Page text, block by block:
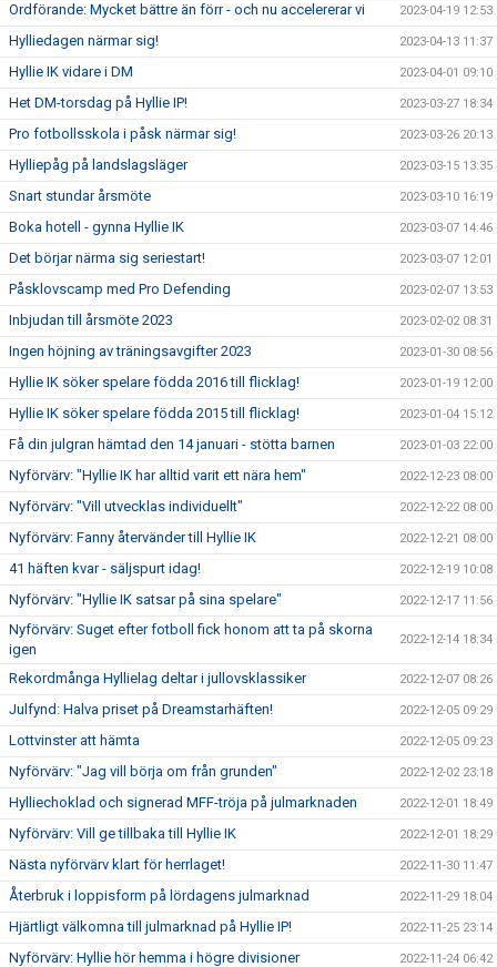
Ordförande: Mycket bättre än förr - och nu accelererar vi 2023-04-19 12:53
Hylliedagen närmar sig! 2023-04-13 11:37
Hyllie IK vidare i DM 2023-04-01 09:10
Het DM-torsdag på Hyllie IP! 2023-03-27 18:34
Pro fotbollsskola i påsk närmar sig! 2023-03-26 20:13
Hylliepåg på landslagsläger 2023-03-15 13:35
Snart stundar årsmöte 2023-03-10 16:19
Boka hotell - gynna Hyllie IK 2023-03-07 14:46
Det börjar närma sig seriestart! 2023-03-07 12:01
Påsklovscamp med Pro Defending 2023-02-07 13:53
Inbjudan till årsmöte 2023 2023-02-02 08:31
Ingen höjning av träningsavgifter 2023 2023-01-30 08:56
Hyllie IK söker spelare födda 2016 till flicklag! 2023-01-19 12:00
Hyllie IK söker spelare födda 2015 till flicklag! 2023-01-04 15:12
Få din julgran hämtad den 14 januari - stötta barnen 2023-01-03 22:00
Nyförvärv: "Hyllie IK har alltid varit ett nära hem" 2022-12-23 08:00
Nyförvärv: "Vill utvecklas individuellt" 2022-12-22 08:00
Nyförvärv: Fanny återvänder till Hyllie IK 2022-12-21 08:00
41 häften kvar - säljspurt idag! 2022-12-19 10:08
Nyförvärv: "Hyllie IK satsar på sina spelare" 2022-12-17 11:56
Nyförvärv: Suget efter fotboll fick honom att ta på skorna
igen
2022-12-14 18:34
Rekordmånga Hyllielag deltar i jullovsklassiker 2022-12-07 08:26
Julfynd: Halva priset på Dreamstarhäften! 2022-12-05 09:29
Lottvinster att hämta 2022-12-05 09:23
Nyförvärv: "Jag vill börja om från grunden" 2022-12-02 23:18
Hylliechoklad och signerad MFF-tröja på julmarknaden 2022-12-01 18:49
Nyförvärv: Vill ge tillbaka till Hyllie IK 2022-12-01 18:29
Nästa nyförvärv klart för herrlaget! 2022-11-30 11:47
Återbruk i loppisform på lördagens julmarknad 2022-11-29 18:04
Hjärtligt välkomna till julmarknad på Hyllie IP! 2022-11-25 23:14
Nyförvärv: Hyllie hör hemma i högre divisioner 2022-11-24 06:42